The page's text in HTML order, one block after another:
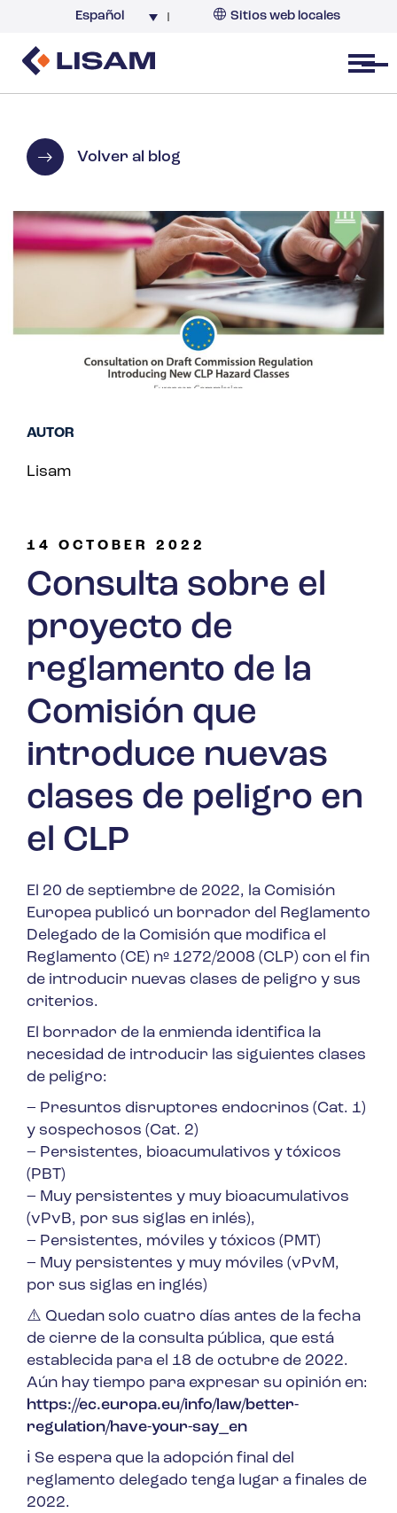
Español Sitios web locales
Open menu
Volver al blog
14 OCTOBER 2022
Consulta sobre el
proyecto de
reglamento de la
Comisión que
introduce nuevas
clases de peligro en
el CLP
El 20 de septiembre de 2022, la Comisión
Europea publicó un borrador del Reglamento
Delegado de la Comisión que modifica el
Reglamento (CE) nº 1272/2008 (CLP) con el fin
de introducir nuevas clases de peligro y sus
criterios.
El borrador de la enmienda identifica la
necesidad de introducir las siguientes clases
de peligro:
– Presuntos disruptores endocrinos (Cat. 1)
y sospechosos (Cat. 2)
– Persistentes, bioacumulativos y tóxicos
(PBT)
– Muy persistentes y muy bioacumulativos
(vPvB, por sus siglas en inlés),
– Persistentes, móviles y tóxicos (PMT)
– Muy persistentes y muy móviles (vPvM,
por sus siglas en inglés)
⚠️ Quedan solo cuatro días antes de la fecha
de cierre de la consulta pública, que está
establecida para el 18 de octubre de 2022.
Aún hay tiempo para expresar su opinión en:
https://ec.europa.eu/info/law/better-
regulation/have-your-say_en
ℹ️ Se espera que la adopción final del
reglamento delegado tenga lugar a finales de
2022.
AUTOR
Lisam